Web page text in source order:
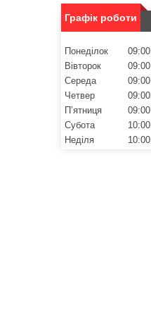
Графік роботи
Понеділок 09:00
Вівторок
09:00
Середа
09:00
Четвер
09:00
Пʼятниця
09:00
Субота
10:00
Неділя
10:00